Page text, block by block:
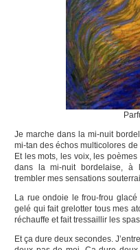
Je marche dans la mi-nuit
mi-tan des échos multicolores
Et les mots, les voix, les
dans la mi-nuit bordelaise, à
trembler mes sensations
La rue ondoie le frou-frou
gelé qui fait grelotter tous mes
réchauffe et fait tressaillir les
Et ça dure deux secondes.